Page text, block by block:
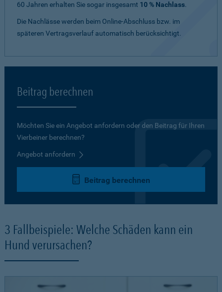
60 Jahren erhalten Sie sogar insgesamt 10 % Nachlass.
Die Nachlässe werden beim Online-Abschluss bzw. im
späteren Vertragsverlauf automatisch berücksichtigt.
Beitrag berechnen
Möchten Sie ein Angebot anfordern oder den Beitrag für Ihren
Vierbeiner berechnen?
Angebot anfordern
Beitrag berechnen
3 Fallbeispiele: Welche Schäden kann ein
Hund verursachen?